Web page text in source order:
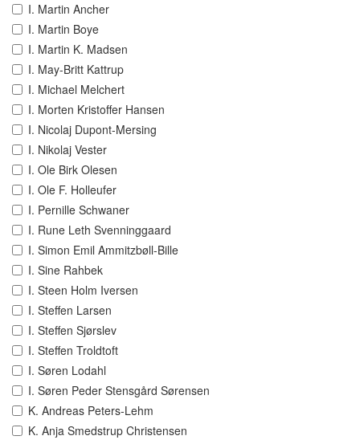
I. Martin Ancher
I. Martin Boye
I. Martin K. Madsen
I. May-Britt Kattrup
I. Michael Melchert
I. Morten Kristoffer Hansen
I. Nicolaj Dupont-Mersing
I. Nikolaj Vester
I. Ole Birk Olesen
I. Ole F. Holleufer
I. Pernille Schwaner
I. Rune Leth Svenninggaard
I. Simon Emil Ammitzbøll-Bille
I. Sine Rahbek
I. Steen Holm Iversen
I. Steffen Larsen
I. Steffen Sjørslev
I. Steffen Troldtoft
I. Søren Lodahl
I. Søren Peder Stensgård Sørensen
K. Andreas Peters-Lehm
K. Anja Smedstrup Christensen